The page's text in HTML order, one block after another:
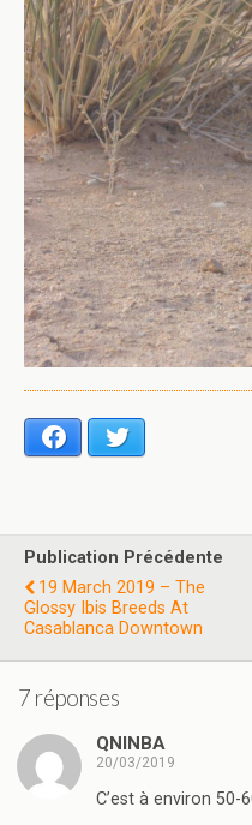
Facebook
Publication Précédente
19 March 2019 – The
Glossy Ibis Breeds At
Casablanca Downtown
7 réponses
QNINBA
20/03/2019
C’est à environ 50-